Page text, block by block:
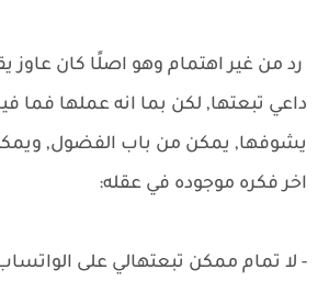
رد من غير اهتمام وهو اصلًا كان عاوز
داعي تبعتها, لكن بما انه عملها فما
يشوفها, يمكن من باب الفضول,
اخر فكره موجوده في عقله:
- لا تمام ممكن تبعتهالي على